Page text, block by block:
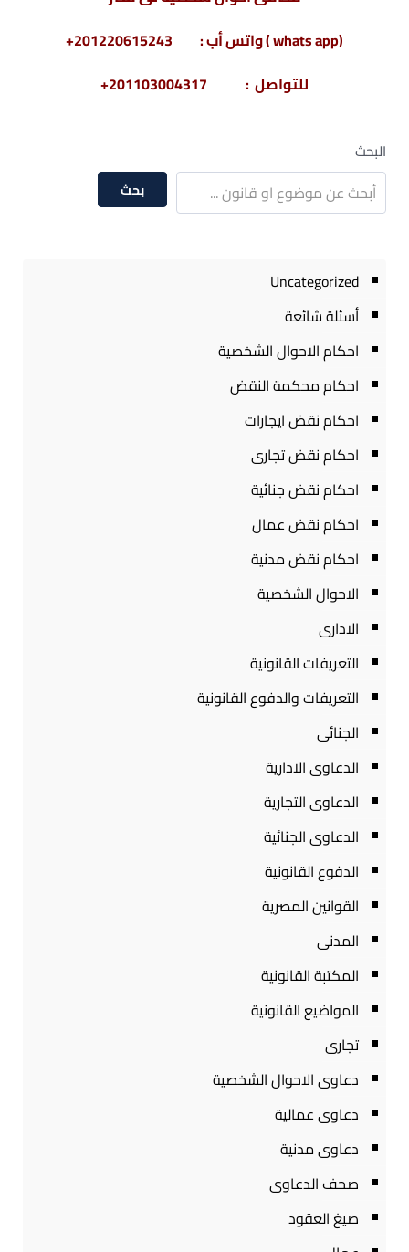
(whats app ) واتس أب : 201220615243+
للتواصل : 201103004317+
البحث
بحث
Uncategorized
أسئلة شائعة
احكام الاحوال الشخصية
احكام محكمة النقض
احكام نقض ايجارات
احكام نقض تجارى
احكام نقض جنائية
احكام نقض عمال
احكام نقض مدنية
الاحوال الشخصية
الادارى
التعريفات القانونية
التعريفات والدفوع القانونية
الجنائى
الدعاوى الادارية
الدعاوى التجارية
الدعاوى الجنائية
الدفوع القانونية
القوانين المصرية
المدنى
المكتبة القانونية
المواضيع القانونية
تجارى
دعاوى الاحوال الشخصية
دعاوى عمالية
دعاوى مدنية
صحف الدعاوى
صيغ العقود